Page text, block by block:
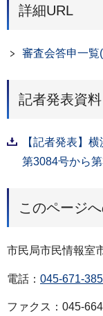
詳細URL
審査会答申一
記者発表資料
【記者発表】
第3084号から
このページ
市民局市民情報室
電話： 045-671-
ファクス：045-